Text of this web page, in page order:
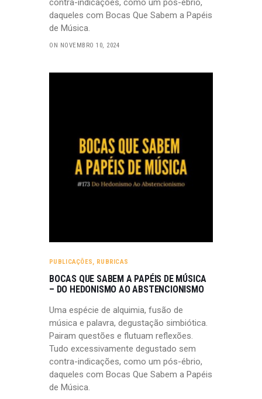
contra-indicações, como um pós-ébrio,
daqueles com Bocas Que Sabem a Papéis
de Música.
ON NOVEMBRO 10, 2024
PUBLICAÇÕES, RUBRICAS
BOCAS QUE SABEM A PAPÉIS DE MÚSICA
– DO HEDONISMO AO ABSTENCIONISMO
Uma espécie de alquimia, fusão de
música e palavra, degustação simbiótica.
Pairam questões e flutuam reflexões.
Tudo excessivamente degustado sem
contra-indicações, como um pós-ébrio,
daqueles com Bocas Que Sabem a Papéis
de Música.